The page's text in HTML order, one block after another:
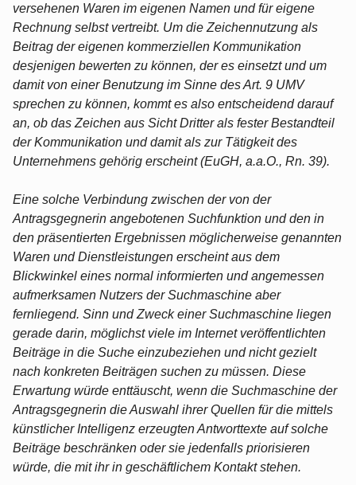
versehenen Waren im eigenen Namen und für eigene
Rechnung selbst vertreibt. Um die Zeichennutzung als
Beitrag der eigenen kommerziellen Kommunikation
desjenigen bewerten zu können, der es einsetzt und um
damit von einer Benutzung im Sinne des Art. 9 UMV
sprechen zu können, kommt es also entscheidend darauf
an, ob das Zeichen aus Sicht Dritter als fester Bestandteil
der Kommunikation und damit als zur Tätigkeit des
Unternehmens gehörig erscheint (EuGH, a.a.O., Rn. 39).
Eine solche Verbindung zwischen der von der
Antragsgegnerin angebotenen Suchfunktion und den in
den präsentierten Ergebnissen möglicherweise genannten
Waren und Dienstleistungen erscheint aus dem
Blickwinkel eines normal informierten und angemessen
aufmerksamen Nutzers der Suchmaschine aber
fernliegend. Sinn und Zweck einer Suchmaschine liegen
gerade darin, möglichst viele im Internet veröffentlichten
Beiträge in die Suche einzubeziehen und nicht gezielt
nach konkreten Beiträgen suchen zu müssen. Diese
Erwartung würde enttäuscht, wenn die Suchmaschine der
Antragsgegnerin die Auswahl ihrer Quellen für die mittels
künstlicher Intelligenz erzeugten Antworttexte auf solche
Beiträge beschränken oder sie jedenfalls priorisieren
würde, die mit ihr in geschäftlichem Kontakt stehen.